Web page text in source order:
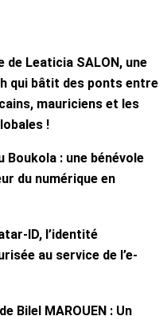
de Leaticia SALON, une
qui bâtit des ponts entre
mauriciens et les
!
Boukola : une bénévole
du numérique en
ID, l’identité
au service de l’e-
Bilel MAROUEN : Un